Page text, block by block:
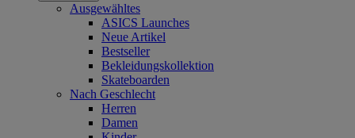
Ausgewähltes
ASICS Launches
Neue Artikel
Bestseller
Bekleidungskollektion
Skateboarden
Nach Geschlecht
Herren
Damen